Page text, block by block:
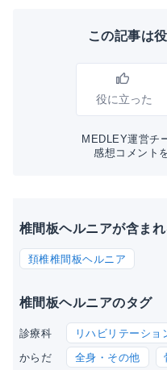
この記事は
役に立った
MEDLEY運営チ
感想コメント
椎間板ヘルニアが含ま
頚椎椎間板ヘルニア
椎間板ヘルニアのタグ
診療科 リハビリテーショ
からだ 全身・その他